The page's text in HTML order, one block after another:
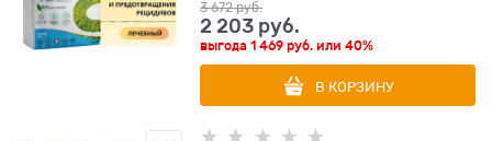
3 672 руб.
2 203 руб.
выгода1 469 руб. или40%
В КОРЗИНУ